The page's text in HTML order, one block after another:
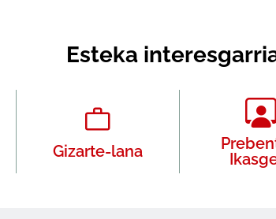
Esteka
Gizarte-lana